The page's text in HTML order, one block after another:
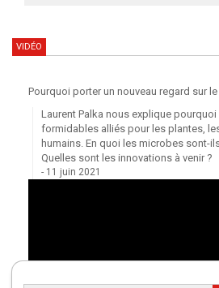
VIDÉO
Pourquoi porter un nouveau regard sur
Laurent Palka nous explique
formidables alliés pour les plantes,
humains. En quoi les microbes sont-
Quelles sont les innovations à venir ?
11 juin 2021